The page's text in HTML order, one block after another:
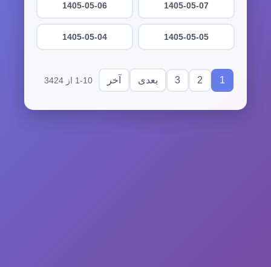
1405-05-07
1405-05-06
1405-05-05
1405-05-04
1
2
3 بعدی آخر 1-10 از 3424